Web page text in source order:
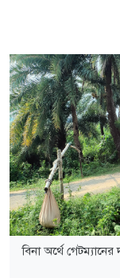
বিনা অর্থে